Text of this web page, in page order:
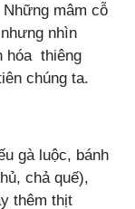
mâm cỗ
nhìn
hóa thiêng
chúng ta.
gà luộc, bánh
chả quế),
thêm thịt